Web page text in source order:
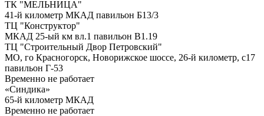
ТК "МЕЛЬНИЦА"
41-й километр МКАД павильон Б13/3
ТЦ "Конструктор"
МКАД 25-ый км вл.1 павильон В1.19
ТЦ "Строительный Двор Петровский"
МО, го Красногорск, Новорижское шоссе, 26-й километр, с17
павильон Г-53
Временно не работает
«Синдика»
65-й километр МКАД
Временно не работает